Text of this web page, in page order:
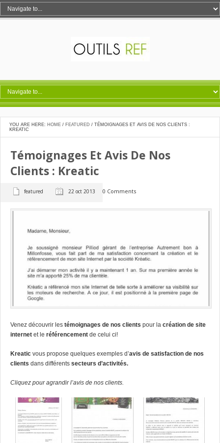
YOU ARE HERE: HOME / FEATURED / TÉMOIGNAGES ET AVIS DE NOS CLIENTS :
KREATIC
Témoignages Et Avis De Nos
Clients : Kreatic
featured 22 oct 2013 0 Comments
Venez découvrir les témoignages de nos clients pour la création de site
internet et le référencement de celui ci!
Kreatic vous propose quelques exemples d’avis de satisfaction de nos
clients dans différents secteurs d’activités.
Cliquez pour agrandir l’avis de nos clients.